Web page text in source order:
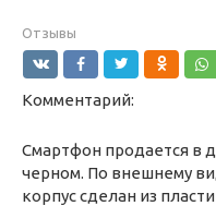
Отзывы
Комментарий:
Смартфон продается в
черном. По внешнему
корпус сделан из